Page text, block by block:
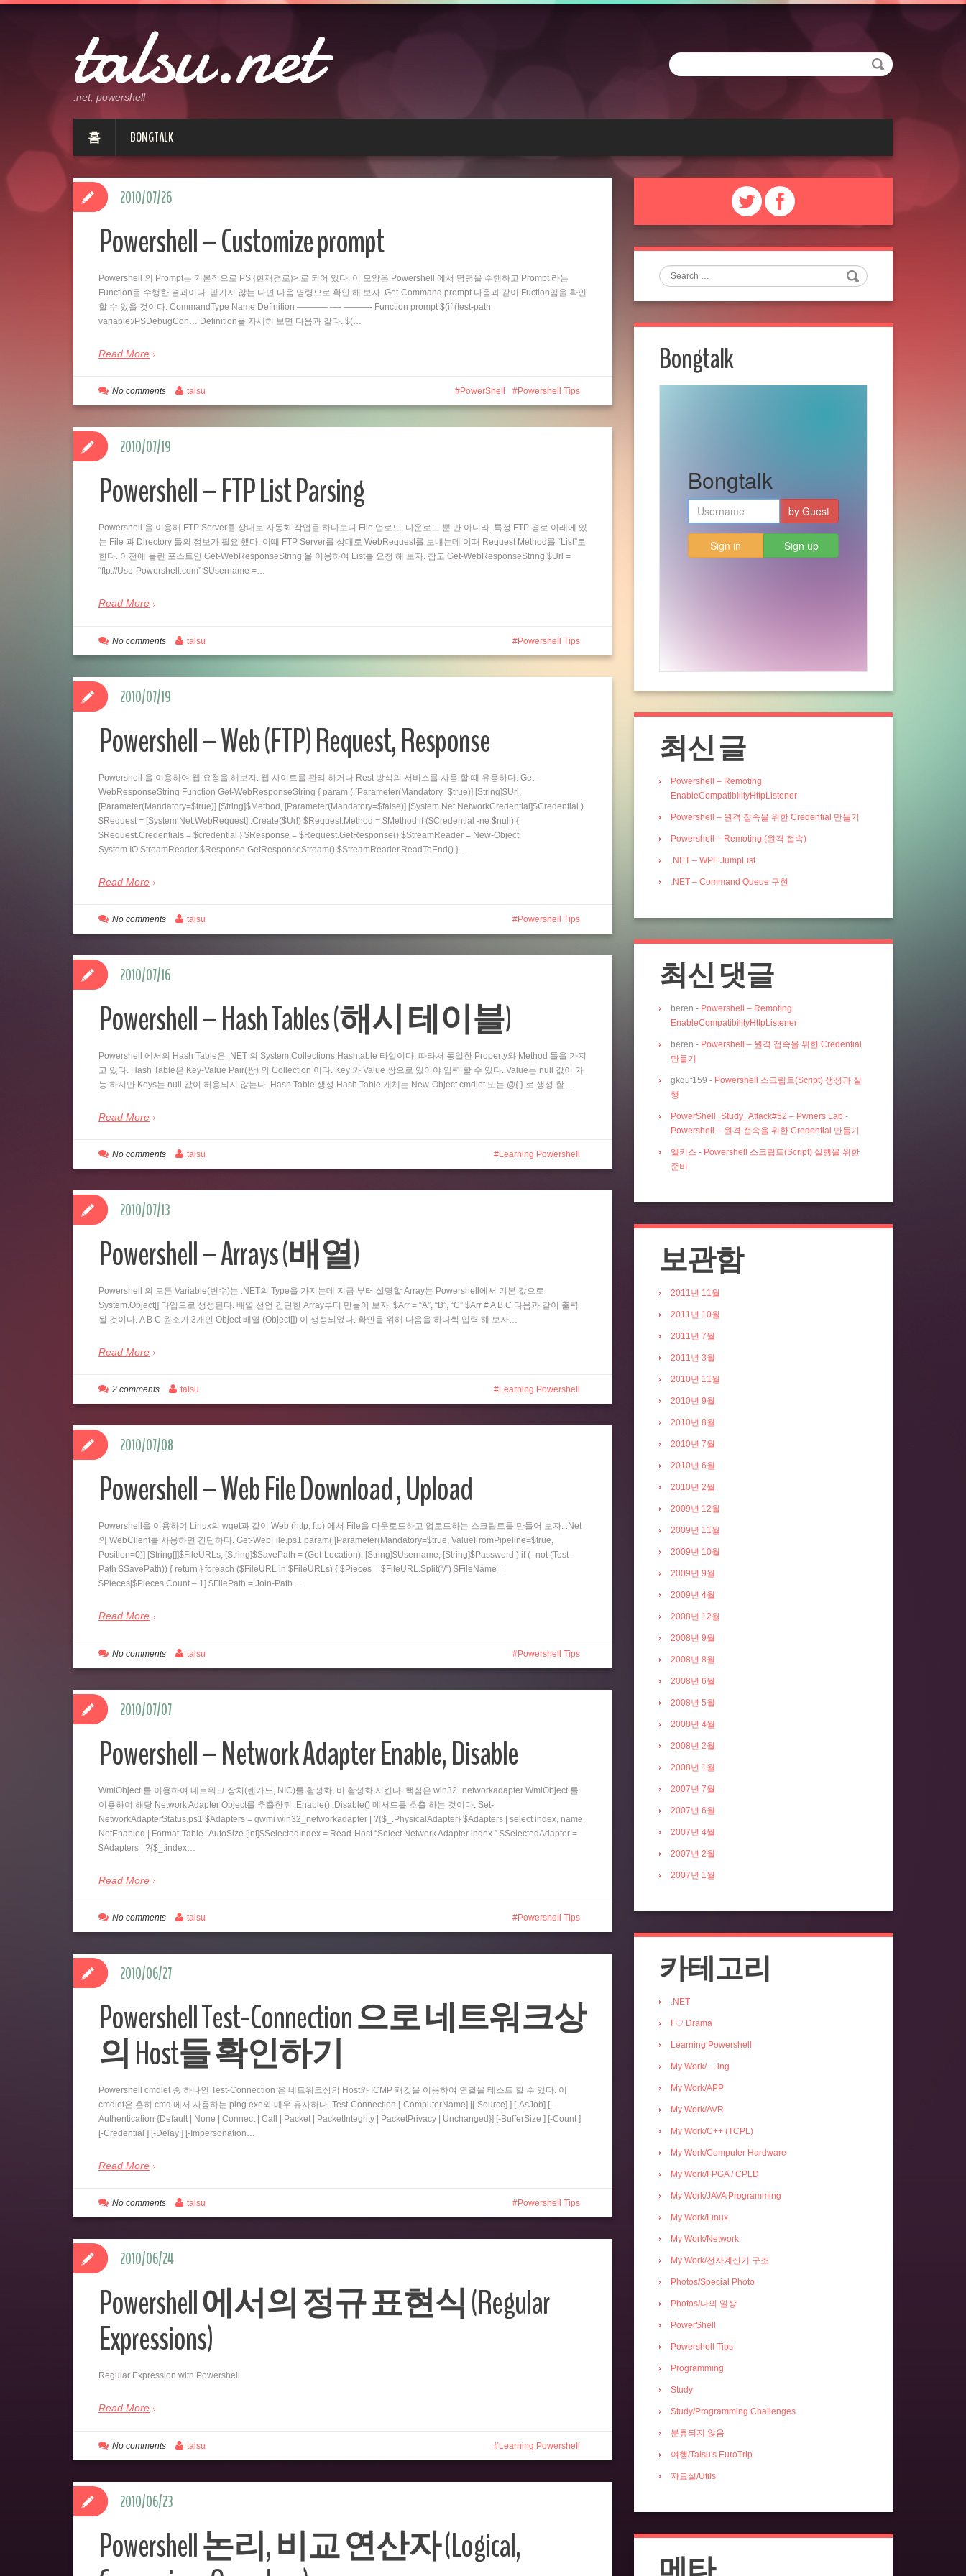
talsu.net
.net, powershell
홈 BONGTALK
Powershell – Customize prompt
Powershell 의 Prompt는 기본적으로 PS {현재경로}> 로 되어 있다. 이 모양은 Powershell 에서 명령을 수행하고 Prompt 라는
Function을 수행한 결과이다. 믿기지 않는 다면 다음 명령으로 확인 해 보자. Get-Command prompt 다음과 같이 Fuction임을 확인
할 수 있을 것이다. CommandType Name Definition ———– —- ———- Function prompt $(if (test-path
variable:/PSDebugCon… Definition을 자세히 보면 다음과 같다. $(…
Read More
2010/07/26
PowerShell Powershell Tips
No comments talsu
Powershell – FTP List Parsing
Powershell 을 이용해 FTP Server를 상대로 자동화 작업을 하다보니 File 업로드, 다운로드 뿐 만 아니라. 특정 FTP 경로 아래에 있
는 File 과 Directory 들의 정보가 필요 했다. 이때 FTP Server를 상대로 WebRequest를 보내는데 이때 Request Method를 “List”로
한다. 이전에 올린 포스트인 Get-WebResponseString 을 이용하여 List를 요청 해 보자. 참고 Get-WebResponseString $Url =
“ftp://Use-Powershell.com” $Username =…
Read More
2010/07/19
Powershell Tips
No comments talsu
Powershell – Web (FTP) Request, Response
Powershell 을 이용하여 웹 요청을 해보자. 웹 사이트를 관리 하거나 Rest 방식의 서비스를 사용 할 때 유용하다. Get-
WebResponseString Function Get-WebResponseString { param ( [Parameter(Mandatory=$true)] [String]$Url,
[Parameter(Mandatory=$true)] [String]$Method, [Parameter(Mandatory=$false)] [System.Net.NetworkCredential]$Credential )
$Request = [System.Net.WebRequest]::Create($Url) $Request.Method = $Method if ($Credential -ne $null) {
$Request.Credentials = $credential } $Response = $Request.GetResponse() $StreamReader = New-Object
System.IO.StreamReader $Response.GetResponseStream() $StreamReader.ReadToEnd() }…
Read More
2010/07/19
Powershell Tips
No comments talsu
Powershell – Hash Tables (해시 테이블)
Powershell 에서의 Hash Table은 .NET 의 System.Collections.Hashtable 타입이다. 따라서 동일한 Property와 Method 들을 가지
고 있다. Hash Table은 Key-Value Pair(쌍) 의 Collection 이다. Key 와 Value 쌍으로 있어야 입력 할 수 있다. Value는 null 값이 가
능 하지만 Keys는 null 값이 허용되지 않는다. Hash Table 생성 Hash Table 개체는 New-Object cmdlet 또는 @{ } 로 생성 할…
Read More
2010/07/16
Learning Powershell
No comments talsu
Powershell – Arrays (배열)
Powershell 의 모든 Variable(변수)는 .NET의 Type을 가지는데 지금 부터 설명할 Array는 Powershell에서 기본 값으로
System.Object[] 타입으로 생성된다. 배열 선언 간단한 Array부터 만들어 보자. $Arr = “A”, “B”, “C” $Arr # A B C 다음과 같이 출력
될 것이다. A B C 원소가 3개인 Object 배열 (Object[]) 이 생성되었다. 확인을 위해 다음을 하나씩 입력 해 보자…
Read More
2010/07/13
Learning Powershell
2 comments talsu
Powershell – Web File Download , Upload
Powershell을 이용하여 Linux의 wget과 같이 Web (http, ftp) 에서 File을 다운로드하고 업로드하는 스크립트를 만들어 보자. .Net
의 WebClient를 사용하면 간단하다. Get-WebFile.ps1 param( [Parameter(Mandatory=$true, ValueFromPipeline=$true,
Position=0)] [String[]]$FileURLs, [String]$SavePath = (Get-Location), [String]$Username, [String]$Password ) if ( -not (Test-
Path $SavePath)) { return } foreach ($FileURL in $FileURLs) { $Pieces = $FileURL.Split(“/”) $FileName =
$Pieces[$Pieces.Count – 1] $FilePath = Join-Path…
Read More
2010/07/08
Powershell Tips
No comments talsu
Powershell – Network Adapter Enable, Disable
WmiObject 를 이용하여 네트워크 장치(랜카드, NIC)를 활성화, 비 활성화 시킨다. 핵심은 win32_networkadapter WmiObject 를
이용하여 해당 Network Adapter Object를 추출한뒤 .Enable() .Disable() 메서드를 호출 하는 것이다. Set-
NetworkAdapterStatus.ps1 $Adapters = gwmi win32_networkadapter | ?{$_.PhysicalAdapter} $Adapters | select index, name,
NetEnabled | Format-Table -AutoSize [int]$SelectedIndex = Read-Host “Select Network Adapter index ” $SelectedAdapter =
$Adapters | ?{$_.index…
Read More
2010/07/07
Powershell Tips
No comments talsu
Powershell Test-Connection 으로 네트워크상
의 Host들 확인하기
Powershell cmdlet 중 하나인 Test-Connection 은 네트워크상의 Host와 ICMP 패킷을 이용하여 연결을 테스트 할 수 있다. 이
cmdlet은 흔히 cmd 에서 사용하는 ping.exe와 매우 유사하다. Test-Connection [-ComputerName] [[-Source] ] [-AsJob] [-
Authentication {Default | None | Connect | Call | Packet | PacketIntegrity | PacketPrivacy | Unchanged}] [-BufferSize ] [-Count ]
[-Credential ] [-Delay ] [-Impersonation…
Read More
2010/06/27
Powershell Tips
No comments talsu
Powershell 에서의 정규 표현식 (Regular
Expressions)
Regular Expression with Powershell
Read More
2010/06/24
Learning Powershell
No comments talsu
Powershell 논리, 비교 연산자 (Logical,
2010/06/23
Search
Bongtalk
최신 글
Powershell – Remoting
EnableCompatibilityHttpListener
Powershell – 원격 접속을 위한 Credential 만들기
Powershell – Remoting (원격 접속)
.NET – WPF JumpList
.NET – Command Queue 구현
최신 댓글
beren - Powershell – Remoting
EnableCompatibilityHttpListener
beren - Powershell – 원격 접속을 위한 Credential
만들기
gkquf159 - Powershell 스크립트(Script) 생성과 실
행
PowerShell_Study_Attack#52 – Pwners Lab -
Powershell – 원격 접속을 위한 Credential 만들기
엘키스 - Powershell 스크립트(Script) 실행을 위한
준비
보관함
2011년 11월
2011년 10월
2011년 7월
2011년 3월
2010년 11월
2010년 9월
2010년 8월
2010년 7월
2010년 6월
2010년 2월
2009년 12월
2009년 11월
2009년 10월
2009년 9월
2009년 4월
2008년 12월
2008년 9월
2008년 8월
2008년 6월
2008년 5월
2008년 4월
2008년 2월
2008년 1월
2007년 7월
2007년 6월
2007년 4월
2007년 2월
2007년 1월
카테고리
.NET
I ♡ Drama
Learning Powershell
My Work/….ing
My Work/APP
My Work/AVR
My Work/C++ (TCPL)
My Work/Computer Hardware
My Work/FPGA / CPLD
My Work/JAVA Programming
My Work/Linux
My Work/Network
My Work/전자계산기 구조
Photos/Special Photo
Photos/나의 일상
PowerShell
Powershell Tips
Programming
Study
Study/Programming Challenges
분류되지 않음
여행/Talsu's EuroTrip
자료실/Utils